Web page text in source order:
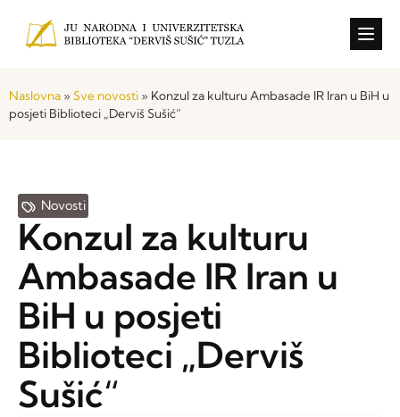
Naslovna » Sve novosti » Konzul za kulturu Ambasade IR Iran u BiH u
posjeti Biblioteci „Derviš Sušić“
Novosti
Konzul za kulturu
Ambasade IR Iran u
BiH u posjeti
Biblioteci „Derviš
Sušić“